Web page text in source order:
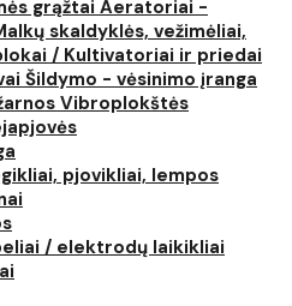
grąžtai Aeratoriai -
skaldyklės, vežimėliai,
/ Kultivatoriai ir priedai
Šildymo - vėsinimo įranga
Vibroplokštės
pjovikliai, lempos
/ elektrodų laikikliai